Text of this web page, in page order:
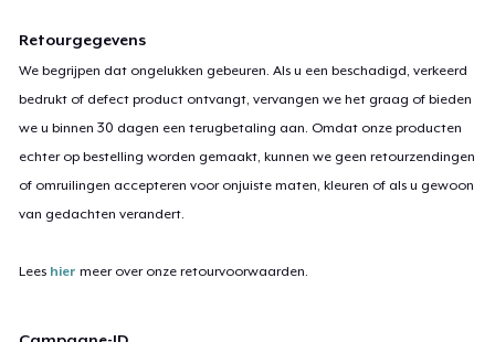
Retourgegevens
We begrijpen dat ongelukken gebeuren. Als u een beschadigd, verkeerd
bedrukt of defect product ontvangt, vervangen we het graag of bieden
we u binnen 30 dagen een terugbetaling aan. Omdat onze producten
echter op bestelling worden gemaakt, kunnen we geen retourzendingen
of omruilingen accepteren voor onjuiste maten, kleuren of als u gewoon
van gedachten verandert.
Lees hier meer over onze retourvoorwaarden.